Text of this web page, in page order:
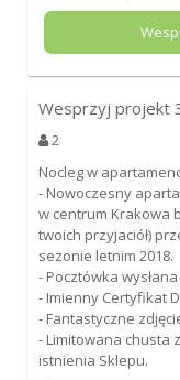
Wesprzyj projekt
2
Nocleg w
- Nowoczesny
w centrum Krakowa
twoich przyjaciół)
sezonie letnim 2018.
- Pocztówka
- Imienny Certyfikat
- Fantastyczne
- Limitowana chusta
istnienia Sklepu.